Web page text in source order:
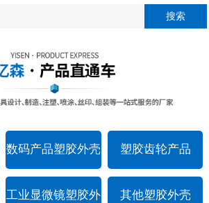
数码产品塑胶外壳 塑胶齿轮产品
工业显微镜塑胶外 其他塑胶外壳